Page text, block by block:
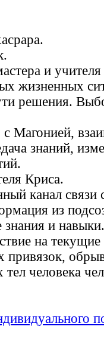
и
жизненных
решения.
Магонией,
знаний,
Криса.
канал связи
из
знания и
на
привязок,
человека